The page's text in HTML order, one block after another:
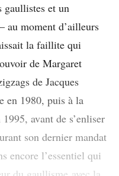
gaullistes et un
– au moment d’ailleurs
la faillite qui
de Margaret
de Jacques
en 1980, puis à la
avant de s’enliser
son dernier mandat
encore l’essentiel qui